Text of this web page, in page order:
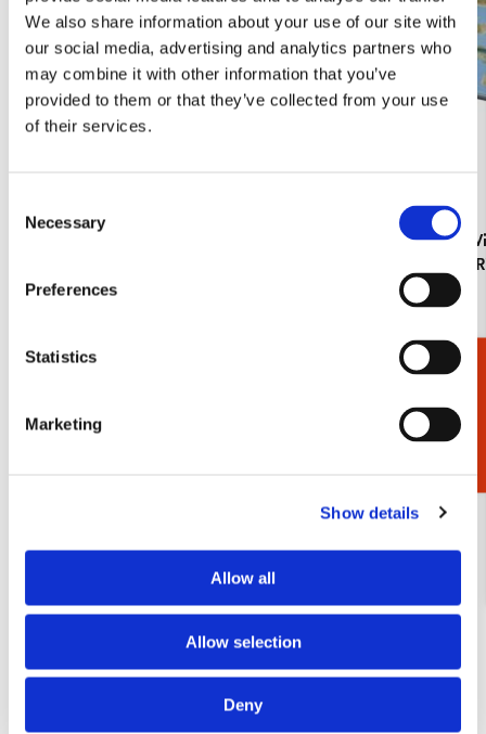
We also share information about your use of our site with
our social media, advertising and analytics partners who
may combine it with other information that you’ve
provided to them or that they’ve collected from your use
of their services.
Selection
Necessary
Preferences
Statistics
Marketing
Show details
Allow all
Allow selection
Deny
€ 3,50
Dienblad:
Collection
€ 19,99
Meer van Back to School
aan
Cadeaukiezer